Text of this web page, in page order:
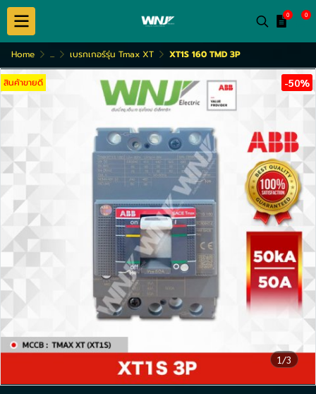
0 0
Home ... เบรกเกอร์รุ่น Tmax XT XT1S 160 TMD 3P
1/3
สินค้าขายดี -50%